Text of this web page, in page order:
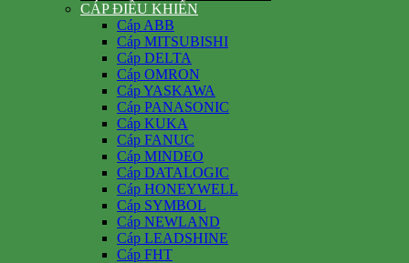
CÁP ĐIỀU KHIỂN
Cáp ABB
Cáp MITSUBISHI
Cáp DELTA
Cáp OMRON
Cáp YASKAWA
Cáp PANASONIC
Cáp KUKA
Cáp FANUC
Cáp MINDEO
Cáp DATALOGIC
Cáp HONEYWELL
Cáp SYMBOL
Cáp NEWLAND
Cáp LEADSHINE
Cáp FHT